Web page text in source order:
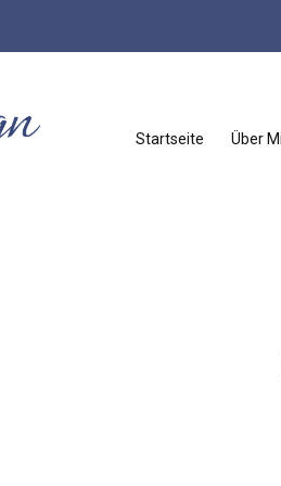
Startseite Über